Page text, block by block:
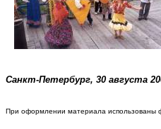
Санкт-Петербург, 30 августа
При оформлении материала использованы